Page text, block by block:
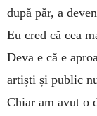
după păr, a
Eu cred că cea
Deva e că e
artiști și public
Chiar am avut o